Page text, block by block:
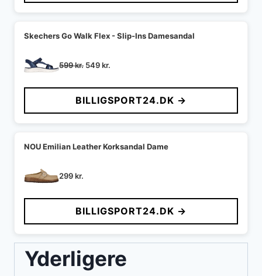
Skechers Go Walk Flex - Slip-Ins Damesandal
599kr. Den
pris
var:
599 kr..
549kr.
pris
er:
549 kr..
BILLIGSPORT24.DK →
NOU Emilian Leather Korksandal Dame
299kr.
BILLIGSPORT24.DK →
Yderligere